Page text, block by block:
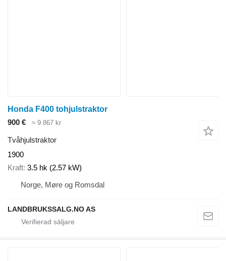
Honda F400 tohjulstraktor
900 €
≈ 9 867 kr
Tvåhjulstraktor
1900
Kraft 3.5 hk (2.57 kW)
Norge, Møre og Romsdal
LANDBRUKSSALG.NO AS